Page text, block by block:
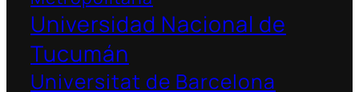
Universidad Nacional de
Tucumán
Universitat de Barcelona